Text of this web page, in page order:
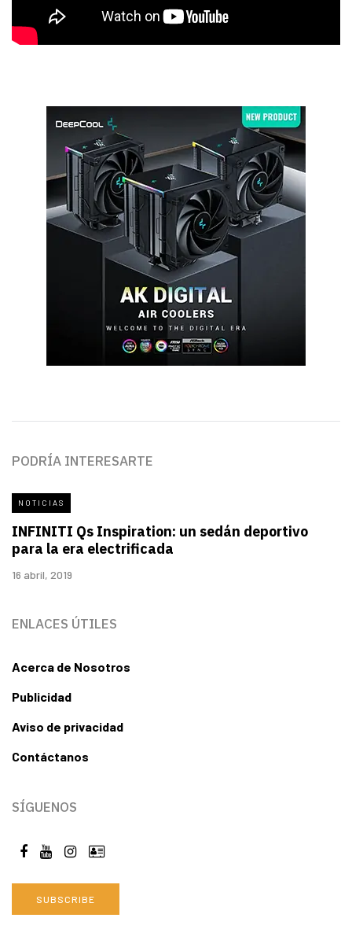
PODRÍA INTERESARTE
NOTICIAS
INFINITI Qs Inspiration: un sedán deportivo
para la era electrificada
16 abril, 2019
ENLACES ÚTILES
Acerca de Nosotros
Publicidad
Aviso de privacidad
Contáctanos
SÍGUENOS
SUBSCRIBE